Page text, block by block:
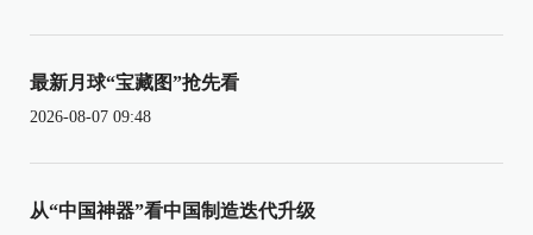
最新月球“宝藏图”抢先看
2026-08-07 09:48
从“中国神器”看中国制造迭代升级